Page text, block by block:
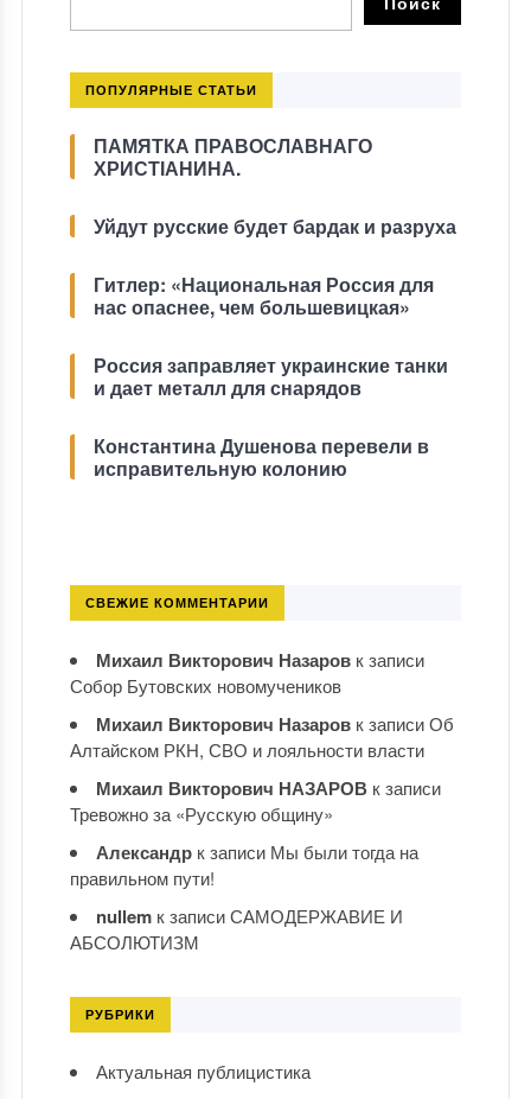
ПОПУЛЯРНЫЕ СТАТЬИ
ПАМЯТКА ПРАВОСЛАВНАГО
ХРИСТІАНИНА.
Уйдут русские будет бардак и разруха
Гитлер: «Национальная Россия для
нас опаснее, чем большевицкая»
Россия заправляет украинские танки
и дает металл для снарядов
Константина Душенова перевели в
исправительную колонию
СВЕЖИЕ КОММЕНТАРИИ
Михаил Викторович Назаровк записи
Собор Бутовских новомучеников
Михаил Викторович Назаровк записиОб
Алтайском РКН, СВО и лояльности власти
Михаил Викторович НАЗАРОВ к записи
Тревожно за «Русскую общину»
Александрк записи Мы были тогда на
правильном пути!
nullemк записиСАМОДЕРЖАВИЕ И
АБСОЛЮТИЗМ
РУБРИКИ
Актуальная публицистика